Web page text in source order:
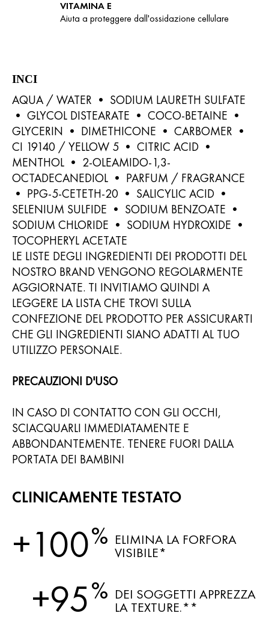
VITAMINA E
Aiuta a proteggere dall'ossidazione cellulare
INCI
AQUA / WATER • SODIUM LAURETH SULFATE
• GLYCOL DISTEARATE • COCO-BETAINE •
GLYCERIN • DIMETHICONE • CARBOMER •
CI 19140 / YELLOW 5 • CITRIC ACID •
MENTHOL • 2-OLEAMIDO-1,3-
OCTADECANEDIOL • PARFUM / FRAGRANCE
• PPG-5-CETETH-20 • SALICYLIC ACID •
SELENIUM SULFIDE • SODIUM BENZOATE •
SODIUM CHLORIDE • SODIUM HYDROXIDE •
TOCOPHERYL ACETATE
LE LISTE DEGLI INGREDIENTI DEI PRODOTTI DEL
NOSTRO BRAND VENGONO REGOLARMENTE
AGGIORNATE. TI INVITIAMO QUINDI A
LEGGERE LA LISTA CHE TROVI SULLA
CONFEZIONE DEL PRODOTTO PER ASSICURARTI
CHE GLI INGREDIENTI SIANO ADATTI AL TUO
UTILIZZO PERSONALE.
PRECAUZIONI D'USO
IN CASO DI CONTATTO CON GLI OCCHI,
SCIACQUARLI IMMEDIATAMENTE E
ABBONDANTEMENTE. TENERE FUORI DALLA
PORTATA DEI BAMBINI
CLINICAMENTE TESTATO
+100% ELIMINA LA FORFORA
VISIBILE*
+95% DEI SOGGETTI APPREZZA
LA TEXTURE.**